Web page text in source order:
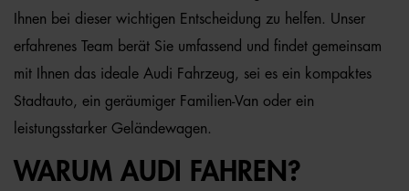
Ihnen bei dieser wichtigen Entscheidung zu helfen. Unser
erfahrenes Team berät Sie umfassend und findet gemeinsam
mit Ihnen das ideale Audi Fahrzeug, sei es ein kompaktes
Stadtauto, ein geräumiger Familien-Van oder ein
leistungsstarker Geländewagen.
WARUM AUDI FAHREN?